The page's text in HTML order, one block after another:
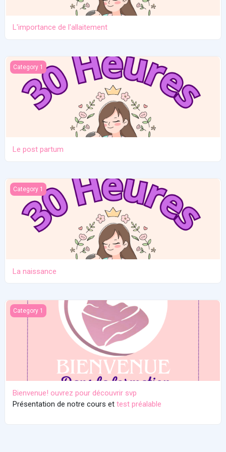
L'importance de l'allaitement
Le post partum
Category 1
Le post partum
La naissance
Category 1
La naissance
Bienvenue! ouvrez pour découvrir svp
Category 1
Bienvenue! ouvrez pour découvrir svp
Présentation de notre cours et test préalable